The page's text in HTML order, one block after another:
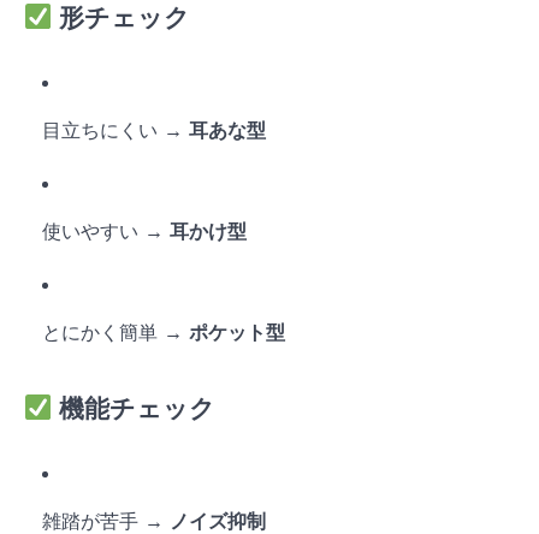
形チェック
目立ちにくい → 耳あな型
使いやすい → 耳かけ型
とにかく簡単 → ポケット型
機能チェック
雑踏が苦手 → ノイズ抑制